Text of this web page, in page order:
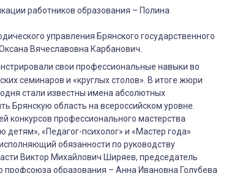
работников образования – Полина
управления Брянского государственного
Вячеславовна Карбанович.
свои профессиональные навыки во
семинаров и «круглых столов». В итоге жюри
стали известны имена абсолютных
Брянскую область на всероссийском уровне.
конкурсов профессионального мастерства
детям», «Педагог-психолог» и «Мастер года»
обязанности по руководству
Виктор Михайлович Ширяев, председатель
профсоюза образования – Анна Ивановна Голубева